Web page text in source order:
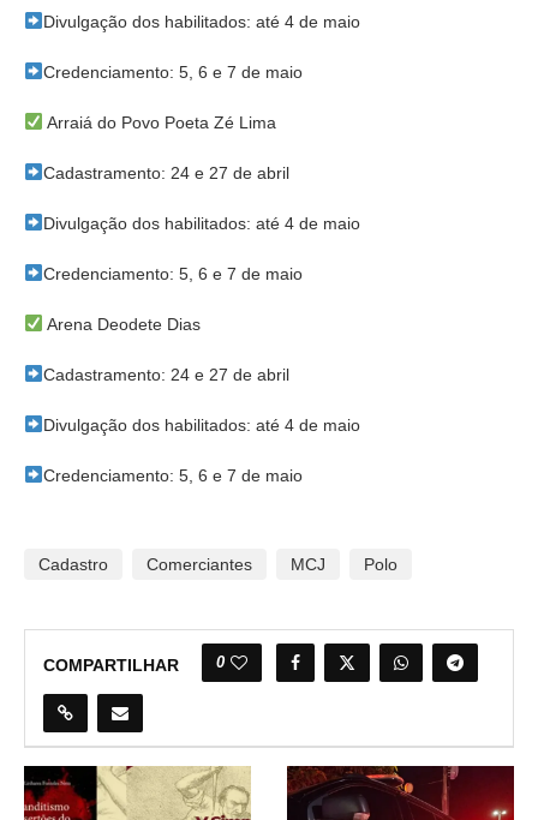
Divulgação dos habilitados: até 4 de maio
Credenciamento: 5, 6 e 7 de maio
Arraiá do Povo Poeta Zé Lima
Cadastramento: 24 e 27 de abril
Divulgação dos habilitados: até 4 de maio
Credenciamento: 5, 6 e 7 de maio
Arena Deodete Dias
Cadastramento: 24 e 27 de abril
Divulgação dos habilitados: até 4 de maio
Credenciamento: 5, 6 e 7 de maio
Cadastro Comerciantes MCJ Polo
COMPARTILHAR 0